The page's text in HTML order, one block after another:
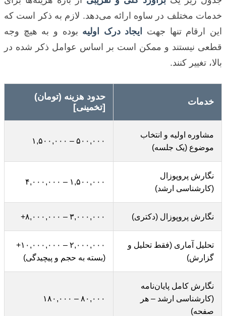
خدمات مختلف در ساوه ارائه می‌دهد. لازم به ذکر است که
این ارقام تنها جهت
ایجاد درک اولیه بوده و به هیچ وجه
قطعی نیستند و ممکن است بر اساس عوامل ذکر شده در
بالا، تغییر کنند.
خدمات
حدود هزینه (تومان)
[تخمینی]
مشاوره اولیه و انتخاب
موضوع (یک جلسه)
۵۰۰,۰۰۰ – ۱,۵۰۰,۰۰۰
نگارش پروپوزال
(کارشناسی ارشد)
۱,۵۰۰,۰۰۰ – ۴,۰۰۰,۰۰۰
نگارش پروپوزال (دکتری) ۳,۰۰۰,۰۰۰ – ۸,۰۰۰,۰۰۰+
تحلیل آماری (فقط تحلیل و
گزارش)
۲,۰۰۰,۰۰۰ – ۱۰,۰۰۰,۰۰۰+
(بسته به حجم و پیچیدگی)
نگارش کامل پایان‌نامه
(کارشناسی ارشد – هر
صفحه)
۸۰,۰۰۰ – ۱۸۰,۰۰۰